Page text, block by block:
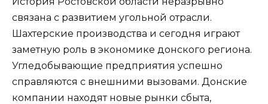
связана с развитием угольной отрасли.
Шахтерские производства и сегодня играют
заметную роль в экономике донского региона.
Угледобывающие предприятия успешно
справляются с внешними вызовами. Донские
компании находят новые рынки сбыта,